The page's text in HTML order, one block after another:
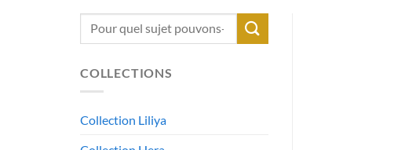
Recherche
COLLECTIONS
Collection Liliya